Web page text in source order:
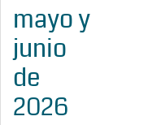
mayo y
junio
de
2026